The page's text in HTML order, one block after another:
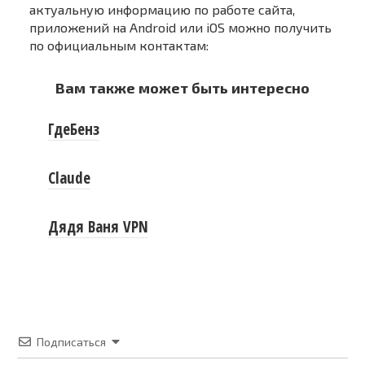
актуальную информацию по работе сайта,
приложений на Android или iOS можно получить
по официальным контактам:
Вам также может быть интересно
ГдеБенз
Claude
Дядя Ваня VPN
Подписаться